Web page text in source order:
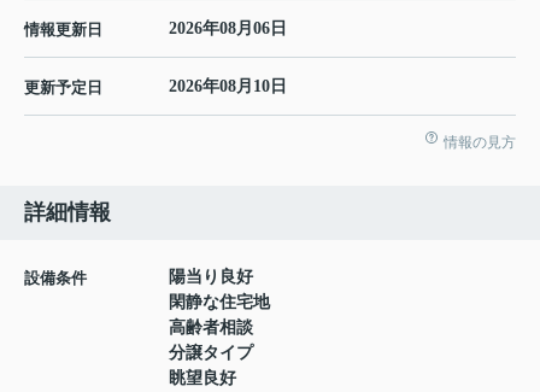
情報更新日 2026年08月06日
更新予定日 2026年08月10日
情報の見方
詳細情報
設備条件
陽当り良好
閑静な住宅地
高齢者相談
分譲タイプ
眺望良好